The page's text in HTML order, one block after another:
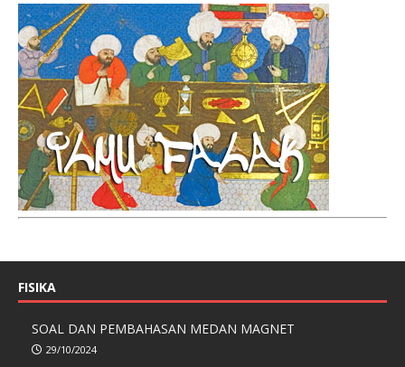
FISIKA
SOAL DAN PEMBAHASAN MEDAN MAGNET
29/10/2024